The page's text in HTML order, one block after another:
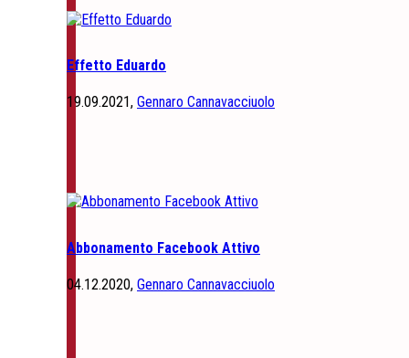
Effetto Eduardo
19.09.2021, Gennaro Cannavacciuolo
Abbonamento Facebook Attivo
04.12.2020, Gennaro Cannavacciuolo